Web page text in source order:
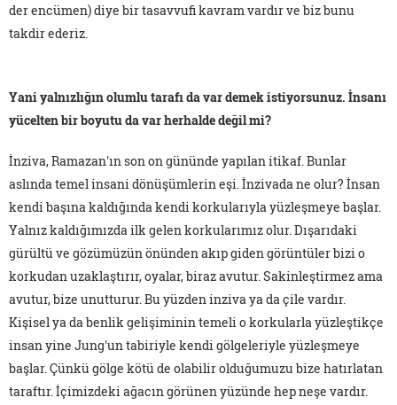
der encümen) diye bir tasavvufi kavram vardır ve biz bunu
takdir ederiz.
Yani yalnızlığın olumlu tarafı da var demek istiyorsunuz. İnsanı
yücelten bir boyutu da var herhalde değil mi?
İnziva, Ramazan'ın son on gününde yapılan itikaf. Bunlar
aslında temel insani dönüşümlerin eşi. İnzivada ne olur? İnsan
kendi başına kaldığında kendi korkularıyla yüzleşmeye başlar.
Yalnız kaldığımızda ilk gelen korkularımız olur. Dışarıdaki
gürültü ve gözümüzün önünden akıp giden görüntüler bizi o
korkudan uzaklaştırır, oyalar, biraz avutur. Sakinleştirmez ama
avutur, bize unutturur. Bu yüzden inziva ya da çile vardır.
Kişisel ya da benlik gelişiminin temeli o korkularla yüzleştikçe
insan yine Jung'un tabiriyle kendi gölgeleriyle yüzleşmeye
başlar. Çünkü gölge kötü de olabilir olduğumuzu bize hatırlatan
taraftır. İçimizdeki ağacın görünen yüzünde hep neşe vardır.